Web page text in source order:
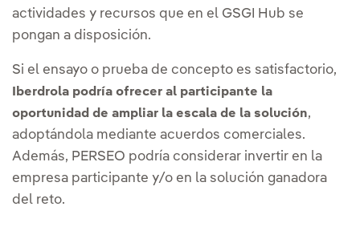
actividades y recursos que en el GSGI Hub se
pongan a disposición.
Si el ensayo o prueba de concepto es satisfactorio,
Iberdrola podría ofrecer al participante la
oportunidad de ampliar la escala de la solución,
adoptándola mediante acuerdos comerciales.
Además, PERSEO podría considerar invertir en la
empresa participante y/o en la solución ganadora
del reto.